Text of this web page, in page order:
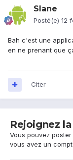
Slane
Posté(e) 12
Bah c'est une
en ne prenant que
Citer
Rejoignez
Vous pouvez
vous avez un